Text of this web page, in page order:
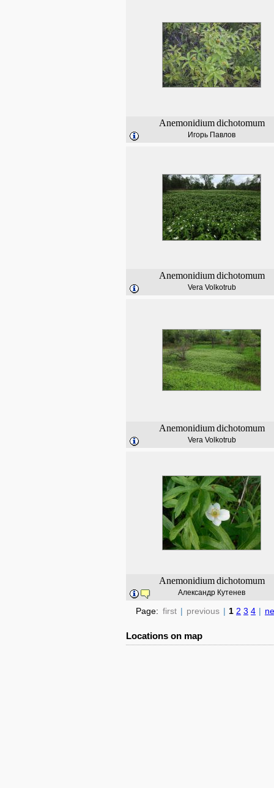
Anemonidium dichotomum
Игорь Павлов
Anemonidium dichotomum
Vera Volkotrub
Anemonidium dichotomum
Vera Volkotrub
Anemonidium dichotomum
Александр Кутенев
Page: first | previous | 1 2 3 4 |
Locations on map